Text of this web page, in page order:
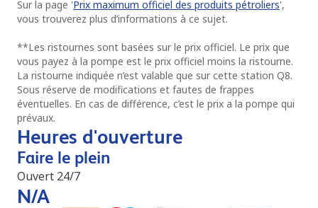
Sur la page 'Prix maximum officiel des produits pétroliers',
vous trouverez plus d’informations à ce sujet.
**Les ristournes sont basées sur le prix officiel. Le prix que
vous payez à la pompe est le prix officiel moins la ristourne.
La ristourne indiquée n’est valable que sur cette station Q8.
Sous réserve de modifications et fautes de frappes
éventuelles. En cas de différence, c’est le prix a la pompe qui
prévaux.
Heures d'ouverture
Faire le plein
Ouvert 24/7
N/A